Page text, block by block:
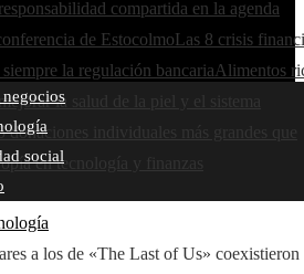
compartida en la agenda
de EstocolmoLas 8 crisis
la regulación bancariaAlimentos
la salud de la piel y el sistema
donaciones individuales más grandes que
en tecnología y finanzas
social
a los de «The Last of Us» coexistieron